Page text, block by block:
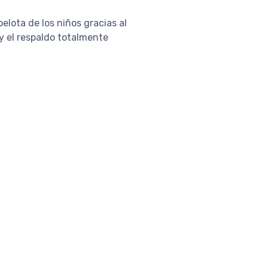
de los niños gracias al
el respaldo totalmente